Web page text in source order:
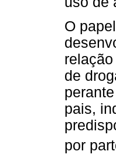
O
de
pais,
por